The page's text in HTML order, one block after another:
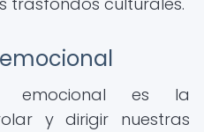
emocional es la
y dirigir nuestras